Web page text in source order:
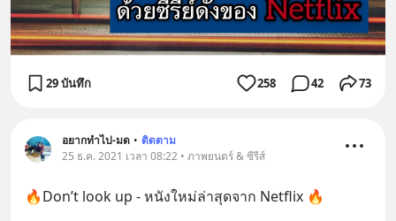
29 บันทึก 258 42 73
อยากทำไป-มด • ติดตาม
25 ธ.ค. 2021 เวลา 08:22 • ภาพยนตร์ & ซีรีส์
🔥Don’t look up - หนังใหม่ล่าสุดจาก Netflix 🔥